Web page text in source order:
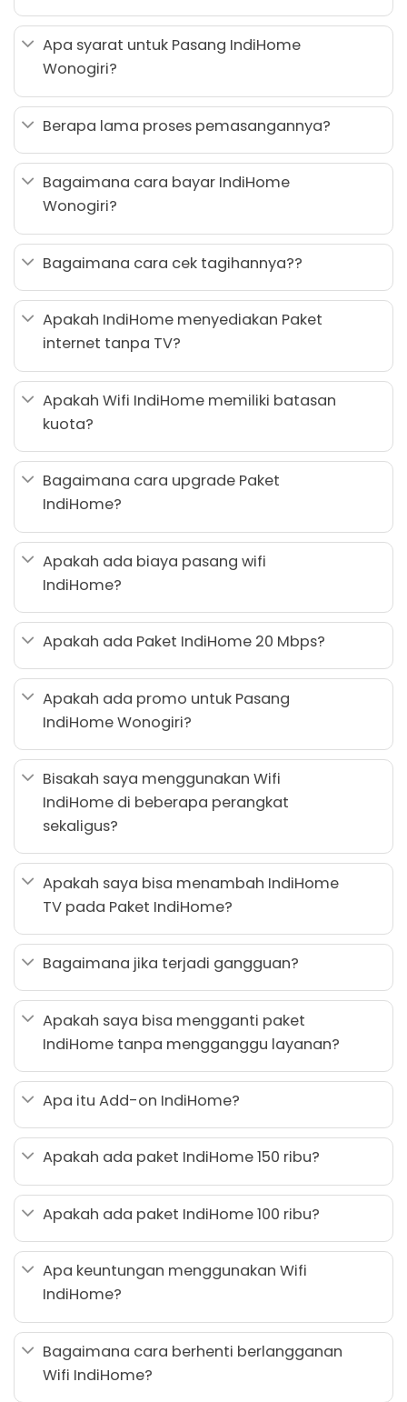
Apa syarat untuk Pasang IndiHome
Wonogiri?
Berapa lama proses pemasangannya?
Bagaimana cara bayar IndiHome
Wonogiri?
Bagaimana cara cek tagihannya??
Apakah IndiHome menyediakan Paket
internet tanpa TV?
Apakah Wifi IndiHome memiliki batasan
kuota?
Bagaimana cara upgrade Paket
IndiHome?
Apakah ada biaya pasang wifi
IndiHome?
Apakah ada Paket IndiHome 20 Mbps?
Apakah ada promo untuk Pasang
IndiHome Wonogiri?
Bisakah saya menggunakan Wifi
IndiHome di beberapa perangkat
sekaligus?
Apakah saya bisa menambah IndiHome
TV pada Paket IndiHome?
Bagaimana jika terjadi gangguan?
Apakah saya bisa mengganti paket
IndiHome tanpa mengganggu layanan?
Apa itu Add-on IndiHome?
Apakah ada paket IndiHome 150 ribu?
Apakah ada paket IndiHome 100 ribu?
Apa keuntungan menggunakan Wifi
IndiHome?
Bagaimana cara berhenti berlangganan
Wifi IndiHome?